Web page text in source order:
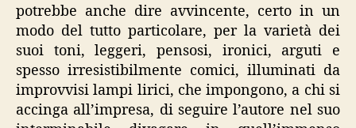
potrebbe anche dire avvincente, certo in un
modo del tutto particolare, per la varietà dei
suoi toni, leggeri, pensosi, ironici, arguti e
spesso irresistibilmente comici, illuminati da
improvvisi lampi lirici, che impongono, a chi si
accinga all’impresa, di seguire l’autore nel suo